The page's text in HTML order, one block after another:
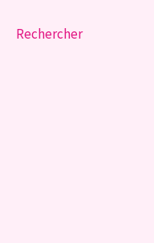
Rechercher